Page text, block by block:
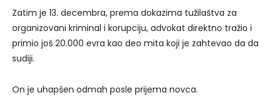
Zatim je 13. decembra, prema dokazima tužilaštva za
organizovani kriminal i korupciju, advokat direktno tražio i
primio još 20.000 evra kao deo mita koji je zahtevao da da
sudiji.
On je uhapšen odmah posle prijema novca.